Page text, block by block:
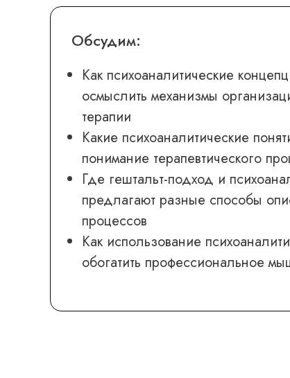
Обсудим:
Как психоаналитические
осмыслить механизмы
терапии
Какие психоаналитические
понимание терапевтического
Где гештальт-подход и
предлагают разные способы
процессов
Как использование
обогатить профессиональное